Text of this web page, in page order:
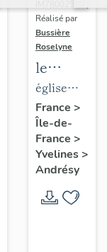
Réalisé par
Bussière
Roselyne
le
mobilier
de
l'église
Saint-
Germain-
de-
Paris
église
paroissiale
Saint-
Germain
France >
Île-de-
France >
Yvelines>
Andrésy